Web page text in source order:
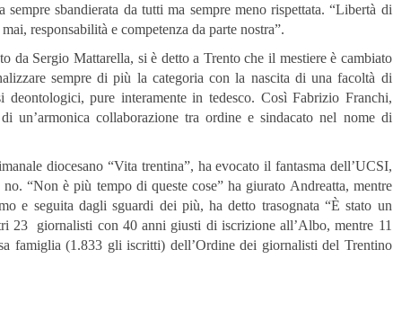
sbandierata da tutti ma sempre meno rispettata. “Libertà di
responsabilità e competenza da parte nostra”.
da Sergio Mattarella, si è detto a Trento che il mestiere è cambiato
sempre di più la categoria con la nascita di una facoltà di
deontologici, pure interamente in tedesco. Così Fabrizio Franchi,
un’armonica collaborazione tra ordine e sindacato nel nome di
diocesano “Vita trentina”, ha evocato il fantasma dell’UCSI,
“Non è più tempo di queste cose” ha giurato Andreatta, mentre
e seguita dagli sguardi dei più, ha detto trasognata “È stato un
23 giornalisti con 40 anni giusti di iscrizione all’Albo, mentre 11
famiglia (1.833 gli iscritti) dell’Ordine dei giornalisti del Trentino